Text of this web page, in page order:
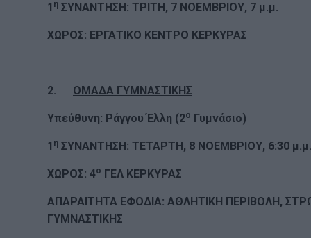
1 η ΣΥΝΑΝΤΗΣΗ: ΤΡΙΤΗ, 7 ΝΟΕΜΒΡΙΟΥ, 7 μ.μ.
ΧΩΡΟΣ: ΕΡΓΑΤΙΚΟ ΚΕΝΤΡΟ ΚΕΡΚΥΡΑΣ
2. ΟΜΑΔΑ ΓΥΜΝΑΣΤΙΚΗΣ
Υπεύθυνη: Ράγγου Έλλη (2ο Γυμνάσιο)
1 η ΣΥΝΑΝΤΗΣΗ: ΤΕΤΑΡΤΗ, 8 ΝΟΕΜΒΡΙΟΥ, 6:30 μ.μ.
ΧΩΡΟΣ: 4ο ΓΕΛ ΚΕΡΚΥΡΑΣ
ΑΠΑΡΑΙΤΗΤΑ ΕΦΟΔΙΑ: ΑΘΛΗΤΙΚΗ ΠΕΡΙΒΟΛΗ,
ΓΥΜΝΑΣΤΙΚΗΣ